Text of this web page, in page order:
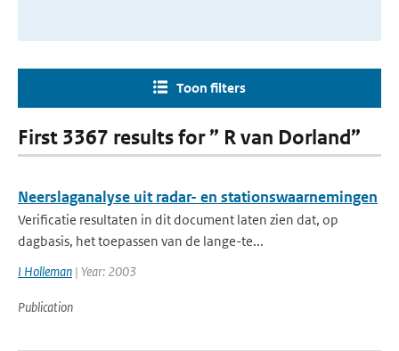
Toon filters
First 3367 results for ” R van Dorland”
Neerslaganalyse uit radar- en stationswaarnemingen
Verificatie resultaten in dit document laten zien dat, op
dagbasis, het toepassen van de lange-te...
I Holleman | Year: 2003
Publication